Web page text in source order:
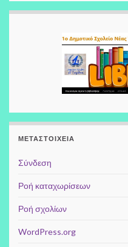
ΜΕΤΑΣΤΟΙΧΕΊΑ
Σύνδεση
Ροή καταχωρίσεων
Ροή σχολίων
WordPress.org